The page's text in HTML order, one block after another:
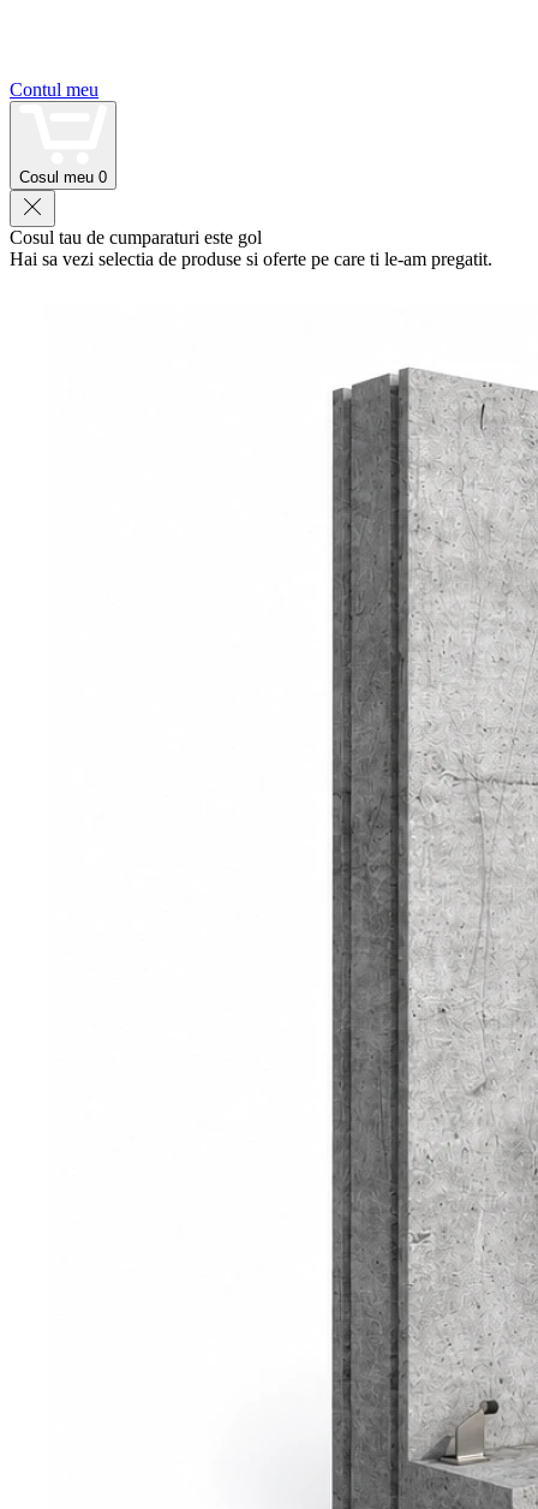
Contul meu
Cosul meu 0
Cosul tau de cumparaturi este gol
Hai sa vezi selectia de produse si oferte pe care ti le-am pregatit.